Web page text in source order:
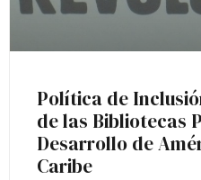
Política de
de las Bibliotecas
Desarrollo de
Caribe